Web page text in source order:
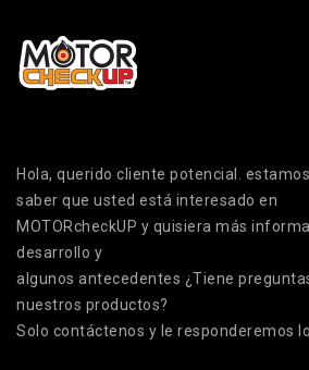
Hola, querido cliente potencial.
saber que usted está interesado en
MOTORcheckUP y quisiera más
desarrollo y
algunos antecedentes ¿Tiene
nuestros productos?
Solo contáctenos y le responderemos